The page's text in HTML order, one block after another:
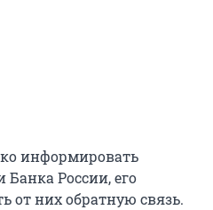
информировать
Банка России, его
от них обратную связь.